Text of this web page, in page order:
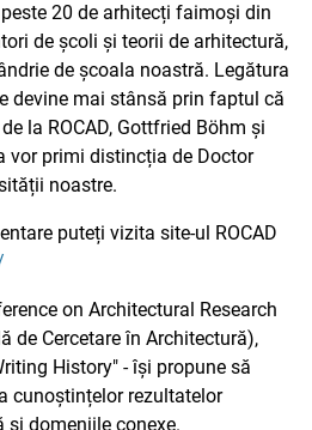
20 de arhitecți faimoși din
de școli și teorii de arhitectură,
de școala noastră. Legătura
devine mai stânsă prin faptul că
la ROCAD, Gottfried Böhm și
vor primi distincția de Doctor
noastre.
puteți vizita site-ul ROCAD
on Architectural Research
de Cercetare în Architectură),
History" - își propune să
cunoștințelor rezultatelor
și domeniile conexe.